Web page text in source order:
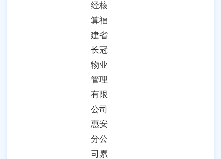
经核
算福
建省
长冠
物业
管理
有限
公司
惠安
分公
司累